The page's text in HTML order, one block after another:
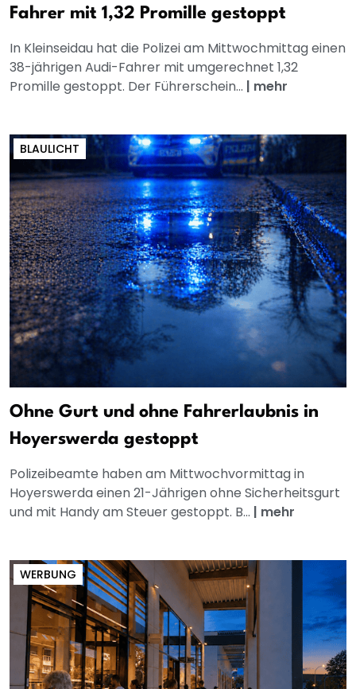
Fahrer mit 1,32 Promille gestoppt
In Kleinseidau hat die Polizei am Mittwochmittag einen
38-jährigen Audi-Fahrer mit umgerechnet 1,32
Promille gestoppt. Der Führerschein... | mehr
BLAULICHT
Ohne Gurt und ohne Fahrerlaubnis in
Hoyerswerda gestoppt
Polizeibeamte haben am Mittwochvormittag in
Hoyerswerda einen 21-Jährigen ohne Sicherheitsgurt
und mit Handy am Steuer gestoppt. B... | mehr
WERBUNG